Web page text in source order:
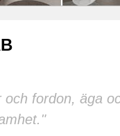
fordon, äga